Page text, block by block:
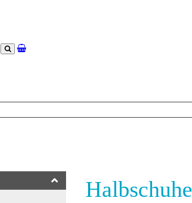
Suchen
Halbschuhe